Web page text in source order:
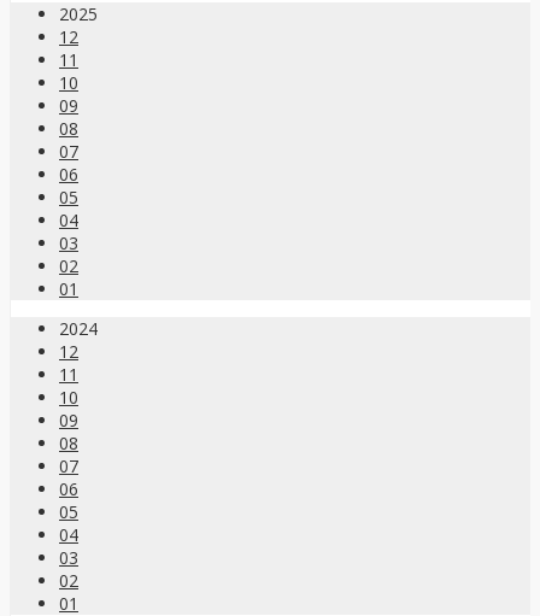
2025
12
11
10
09
08
07
06
05
04
03
02
01
2024
12
11
10
09
08
07
06
05
04
03
02
01